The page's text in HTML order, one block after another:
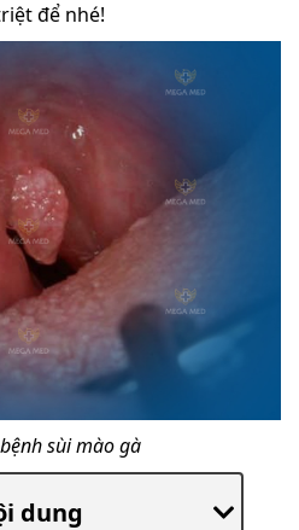
để nhé!
sùi mào gà
dung